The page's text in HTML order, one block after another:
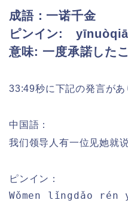
成語： 一诺千金
ピンイン:
意味: 一度承諾した
33:49秒に下記の発言が
中国語：
我们领导人有一位见她就
ピンイン：
Wǒmen lǐngdǎo